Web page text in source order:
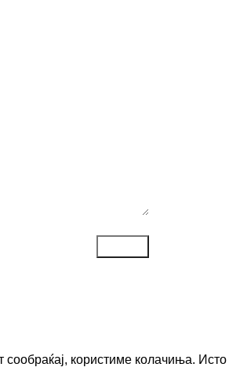
сообраќај, користиме колачиња. Исто